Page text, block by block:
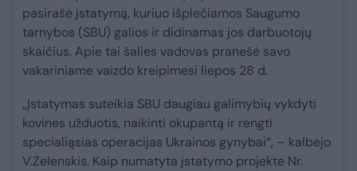
pasirašė įstatymą, kuriuo išplečiamos Saugumo
tarnybos (SBU) galios ir didinamas jos darbuotojų
skaičius. Apie tai šalies vadovas pranešė savo
vakariniame vaizdo kreipimesi liepos 28 d.
„Įstatymas suteikia SBU daugiau galimybių vykdyti
kovines užduotis, naikinti okupantą ir rengti
specialiąsias operacijas Ukrainos gynybai“, – kalbėjo
V.Zelenskis. Kaip numatyta įstatymo projekte Nr.